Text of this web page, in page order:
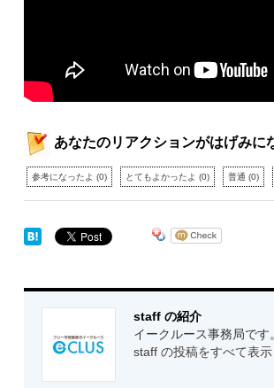
あなたのリアクションがはげみに
参考になったよ (0) とてもよかったよ (0) 普通 (0)
staff の紹介
イークルース事務局です
staff の投稿をすべて表示